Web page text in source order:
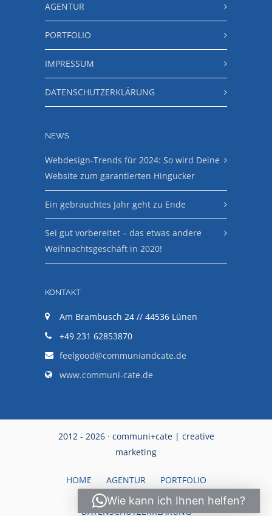
AGENTUR
PORTFOLIO
IMPRESSUM
DATENSCHUTZERKLÄRUNG
NEWS
Webdesign-Trends für 2024: So wird Deine
Website zum garantierten Hingucker
Ein gebrauchtes Jahr geht zu Ende
Sei gut vorbereitet – das etwas andere
Weihnachtsgeschäft in 2020!
KONTAKT
Am Brambusch 24 // 44536 Lünen
+49 231 62853870
feelgood@communiandcate.de
www.communi-cate.de
2012 - 2026 · communi+cate | creative
marketing
HOME AGENTUR
PORTFOLIO
IMPRESSUM
DATENSCHUTZERKLÄRUNG
Wie kann ich Ihnen helfen?